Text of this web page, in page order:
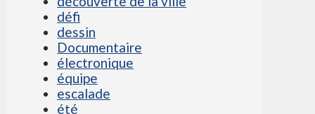
défi
dessin
Documentaire
électronique
équipe
escalade
été